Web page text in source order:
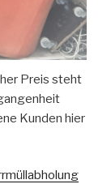
Preis steht
Kunden hier